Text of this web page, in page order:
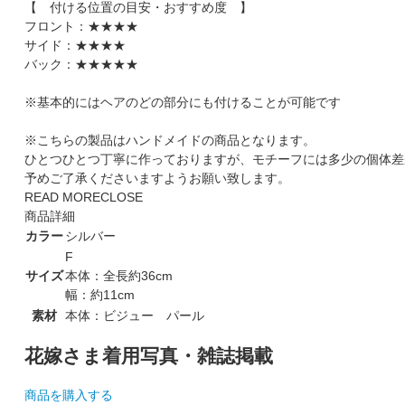
【 付ける位置の目安・おすすめ度 】
フロント：★★★★
サイド：★★★★
バック：★★★★★
※基本的にはヘアのどの部分にも付けることが可能です
※こちらの製品はハンドメイドの商品となります。
ひとつひとつ丁寧に作っておりますが、モチーフには多少の個体差
予めご了承くださいますようお願い致します。
READ MORECLOSE
商品詳細
カラーシルバー
サイズ
F
本体：全長約36cm
幅：約11cm
素材 本体：ビジュー パール
花嫁さま着用写真・雑誌掲載
商品を購入する